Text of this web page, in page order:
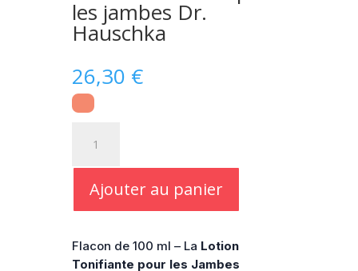
les jambes Dr.
Hauschka
26,30 €
Lotion
tonifiante
jambes
Dr.
Ajouter au panier
Flacon de 100 ml – La Lotion
Tonifiante pour les Jambes